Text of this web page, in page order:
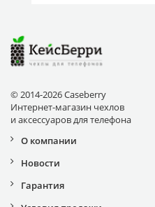
© 2014-2026 Caseberry
Интернет-магазин чехлов
и аксессуаров для телефона
О компании
Новости
Гарантия